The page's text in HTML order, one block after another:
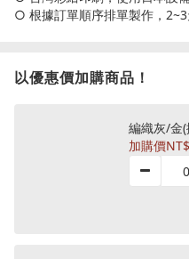
○ 根據訂單順序排單製作，
以優惠價加購商品！
編織灰/金
加購價